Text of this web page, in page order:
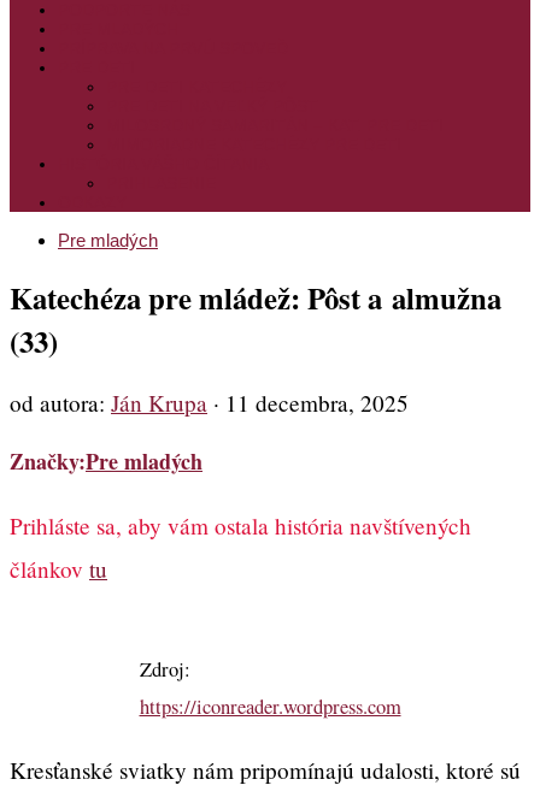
Pre mladých
Katechéza pre mládež: Pôst a almužna
(33)
od autora: Ján Krupa · 11 decembra, 2025
Značky:Pre mladých
Prihláste sa, aby vám ostala história navštívených
článkov tu
Zdroj:
https://iconreader.wordpress.com
Kresťanské sviatky nám pripomínajú udalosti, ktoré sú